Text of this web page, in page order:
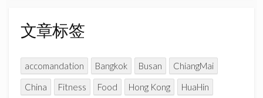
n
类
文章标签
accomandation Bangkok Busan
ChiangMai
China
Fitness Food Hong Kong
HuaHin